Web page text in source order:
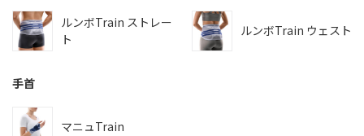
ルンボTrain ストレー
ト
ルンボTrain ウェスト
手首
マニュTrain